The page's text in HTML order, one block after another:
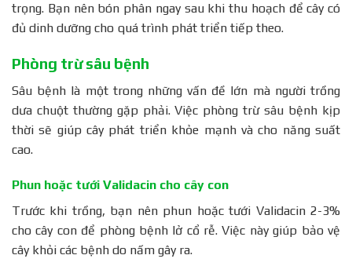
trọng. Bạn nên bón phân ngay sau khi thu hoạch để cây có
đủ dinh dưỡng cho quá trình phát triển tiếp theo.
Phòng trừ sâu bệnh
Sâu bệnh là một trong những vấn đề lớn mà người trồng
dưa chuột thường gặp phải. Việc phòng trừ sâu bệnh kịp
thời sẽ giúp cây phát triển khỏe mạnh và cho năng suất
cao.
Phun hoặc tưới Validacin cho cây con
Trước khi trồng, bạn nên phun hoặc tưới Validacin 2-3%
cho cây con để phòng bệnh lở cổ rễ. Việc này giúp bảo vệ
cây khỏi các bệnh do nấm gây ra.